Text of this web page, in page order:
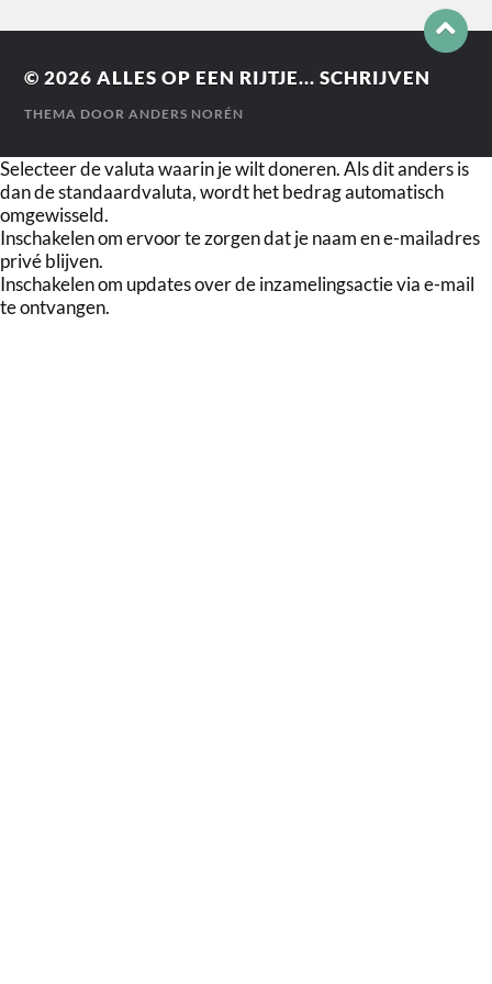
© 2026ALLES OP EEN RIJTJE... SCHRIJVEN
THEMA DOORANDERS NORÉN
Selecteer de valuta waarin je wilt doneren. Als dit anders is
dan de standaardvaluta, wordt het bedrag automatisch
omgewisseld.
Inschakelen om ervoor te zorgen dat je naam en e-mailadres
privé blijven.
Inschakelen om updates over de inzamelingsactie via e-mail
te ontvangen.